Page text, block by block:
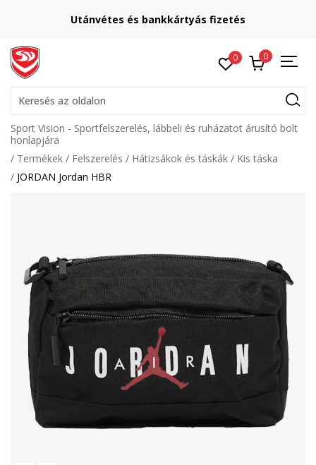
Utánvétes és bankkártyás fizetés
0 0
Keresés az oldalon
Sport Vision - Sportfelszerelés, lábbeli és ruházatot árusító bolt
honlapjára
Termékek
Felszerelés Hátizsákok és táskák
Kis táska
JORDAN Jordan HBR